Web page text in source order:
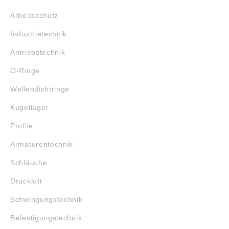
Arbeitsschutz
Industrietechnik
Antriebstechnik
O-Ringe
Wellendichtringe
Kugellager
Profile
Armaturentechnik
Schläuche
Druckluft
Schwingungstechnik
Befestigungstechnik